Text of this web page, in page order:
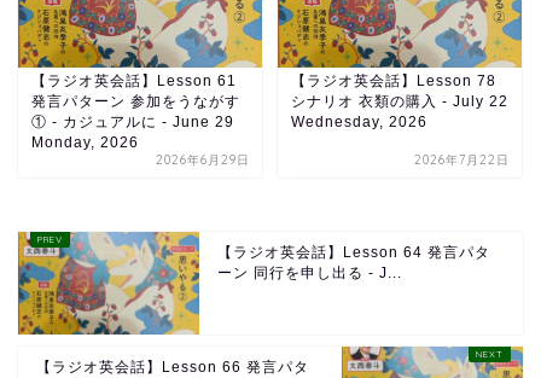
【ラジオ英会話】Lesson 61
発言パターン 参加をうながす
① - カジュアルに - June 29
Monday, 2026
2026年6月29日
【ラジオ英会話】Lesson 78
シナリオ 衣類の購入 - July 22
Wednesday, 2026
2026年7月22日
【ラジオ英会話】Lesson 64 発言パタ
ーン 同行を申し出る - J...
【ラジオ英会話】Lesson 66 発言パタ